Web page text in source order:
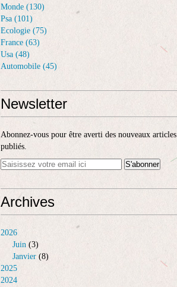
Monde (130)
Psa (101)
Ecologie (75)
France (63)
Usa (48)
Automobile (45)
Newsletter
Abonnez-vous pour être averti des nouveaux articles
publiés.
Archives
2026
Juin (3)
Janvier (8)
2025
2024